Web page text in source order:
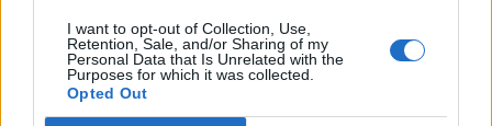
I want to opt-out of Collection, Use,
Retention, Sale, and/or Sharing of my
Personal Data that Is Unrelated with the
Purposes for which it was collected.
Opted Out